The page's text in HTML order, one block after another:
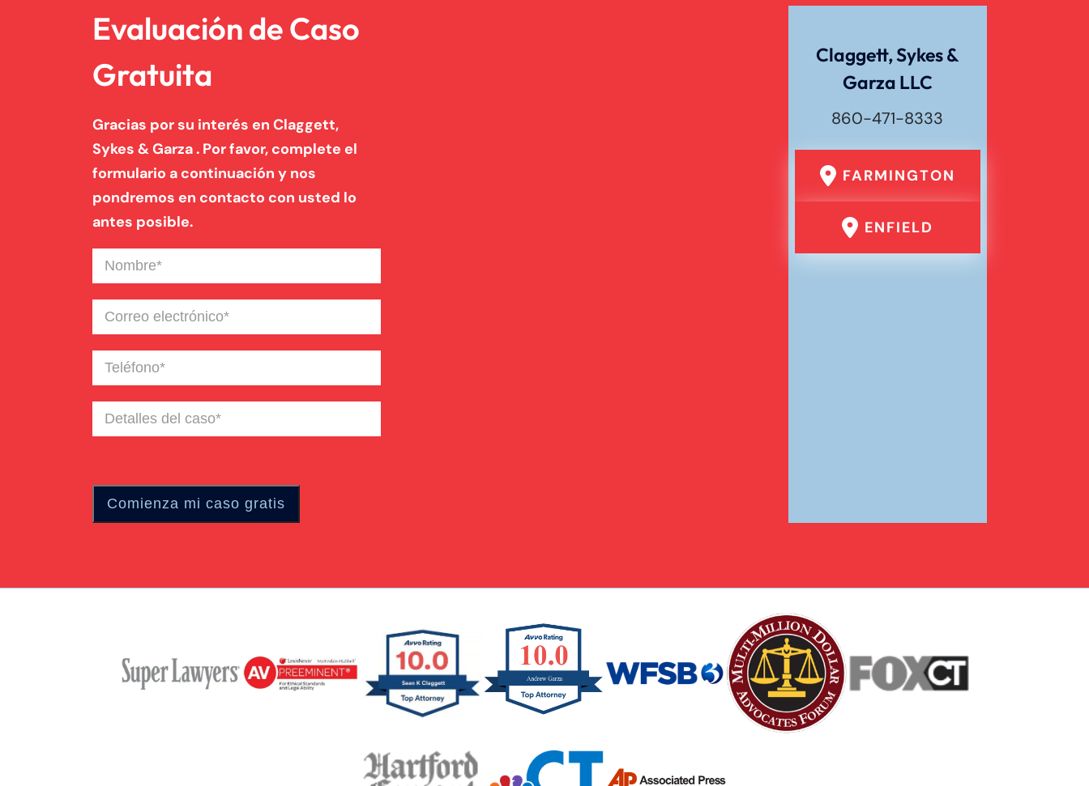
Evaluación de Caso
Gratuita
Gracias por su interés en Claggett,
Sykes & Garza . Por favor, complete el
formulario a continuación y nos
pondremos en contacto con usted lo
antes posible.
Nombre(Required)
Correo
electrónico(Required)
Teléfono(Required)
Detalles
del
Claggett, Sykes &
Garza LLC
860-471-8333
FARMINGTON
ENFIELD